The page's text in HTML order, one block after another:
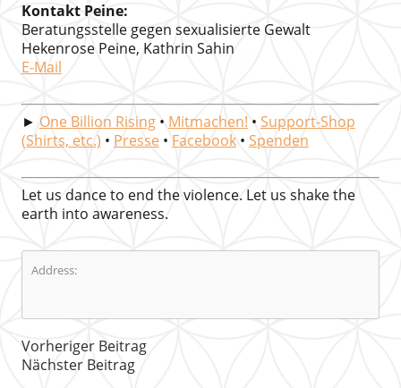
Kontakt Peine:
Beratungsstelle gegen sexualisierte Gewalt
Hekenrose Peine, Kathrin Sahin
E-Mail
► One Billion Rising• Mitmachen! • Support-Shop
(Shirts, etc.) • Presse • Facebook• Spenden
Let us dance to end the violence. Let us shake the
earth into awareness.
Address:
Vorheriger Beitrag
Nächster Beitrag